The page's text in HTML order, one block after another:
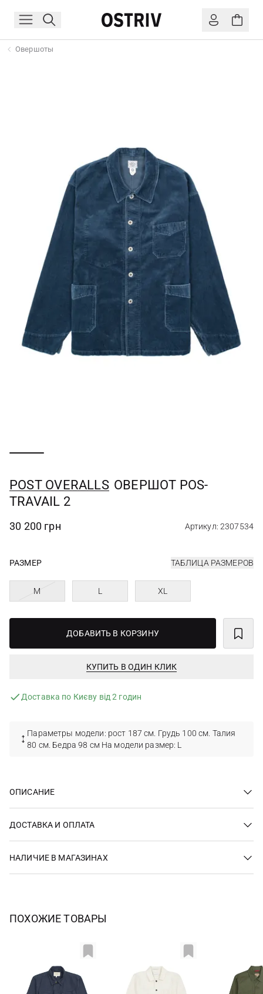
Овершоты
POST OVERALLS ОВЕРШОТ POS-
TRAVAIL 2
30 200 грн Артикул: 2307534
РАЗМЕР ТАБЛИЦА РАЗМЕРОВ
M L XL
ДОБАВИТЬ В КОРЗИНУ
КУПИТЬ В ОДИН КЛИК
Доставка по Києву від 2 годин
Параметры модели: рост 187 см. Грудь 100 см. Талия
80 см. Бедра 98 см На модели размер: L
ОПИСАНИЕ
ДОСТАВКА И ОПЛАТА
НАЛИЧИЕ В МАГАЗИНАХ
ПОХОЖИЕ ТОВАРЫ